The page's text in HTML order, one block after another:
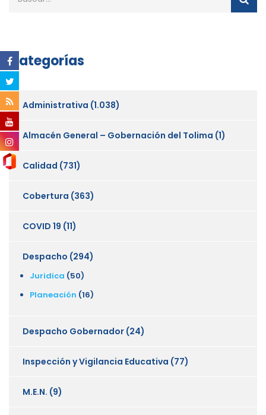
Categorías
Administrativa (1.038)
Almacén General – Gobernación del Tolima (1)
Calidad (731)
Cobertura (363)
COVID 19 (11)
Despacho (294)
Juridica (50)
Planeación (16)
Despacho Gobernador (24)
Inspección y Vigilancia Educativa (77)
M.E.N. (9)